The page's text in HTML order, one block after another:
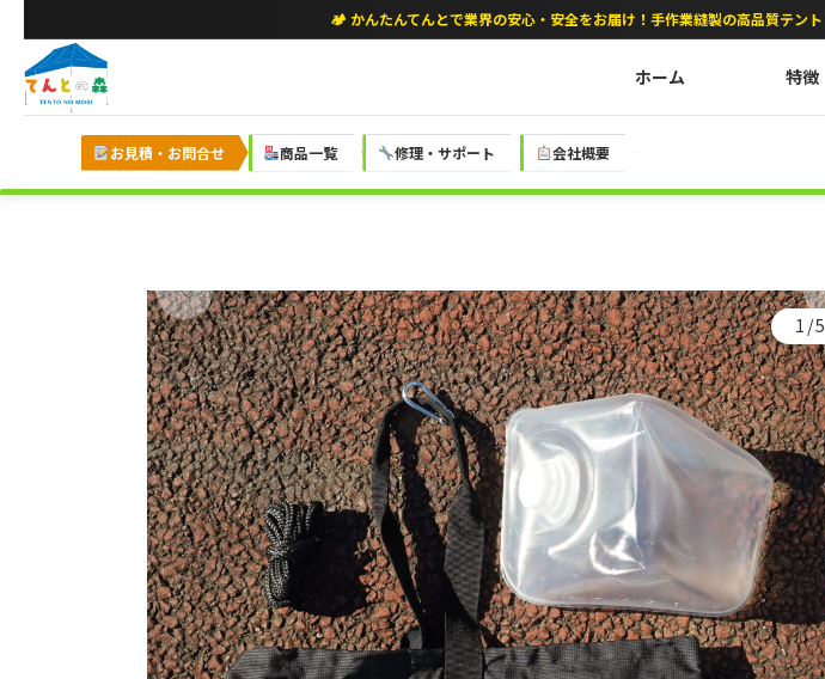
🏕 かんたんてんとで業界の安心・安全をお届け！手作業縫製の高品質テント
ホーム 特徴
お見積・お問合せ 商品一覧 修理・サポート 会社概要
1/5